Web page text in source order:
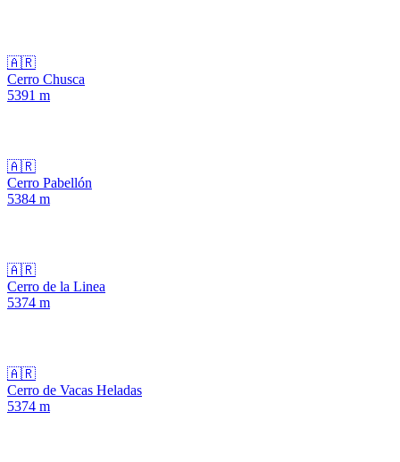
🇦🇷
Cerro Chusca
5391 m
🇦🇷
Cerro Pabellón
5384 m
🇦🇷
Cerro de la Linea
5374 m
🇦🇷
Cerro de Vacas Heladas
5374 m